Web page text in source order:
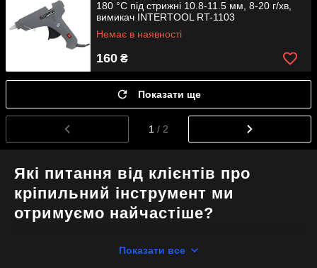
180 °C під стрижні 10.8-11.5 мм, 8-20 г/хв,
вимикач INTERTOOL RT-1103
Немає в наявності
160 ₴
Показати ще
1 / 2
Які питання від клієнтів про
кріпильний інструмент ми
отримуємо найчастіше?
Які види кріпильного інструменту ви
Показати все